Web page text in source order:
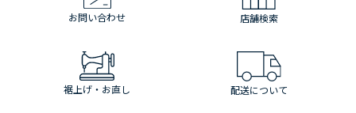
お問い合わせ 店舗検索
裾上げ・お直し 配送について